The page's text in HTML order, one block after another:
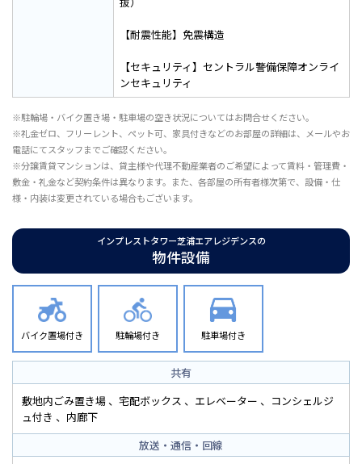
【耐震性能】免震構造
【セキュリティ】セントラル警備保障オンライ
ンセキュリティ
※駐輪場・バイク置き場・駐車場の空き状況についてはお問合せください。
※礼金ゼロ、フリーレント、ペット可、家具付きなどのお部屋の詳細は、メールやお
電話にてスタッフまでご確認ください。
※分譲賃貸マンションは、貸主様や代理不動産業者のご希望によって賃料・管理費・
敷金・礼金など契約条件は異なります。また、各部屋の所有者様次第で、設備・仕
様・内装は変更されている場合もございます。
インプレストタワー芝浦エアレジデンスの
物件設備
バイク置場付き 駐輪場付き 駐車場付き
共有
敷地内ごみ置き場
宅配ボックス エレベーター
コンシェルジ
ュ付き
内廊下
放送・通信・回線